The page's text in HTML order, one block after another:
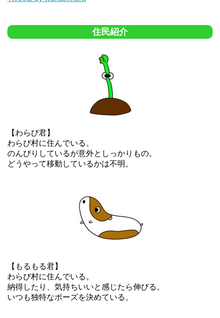
住民紹介
【わらび君】
わらび村に住んでいる。
のんびりしているが意外としっかりもの。
どうやって移動しているかは不明。
【もるもる君】
わらび村に住んでいる。
納得したり、気持ちいいと感じたら伸びる。
いつも独特なポーズを決めている。